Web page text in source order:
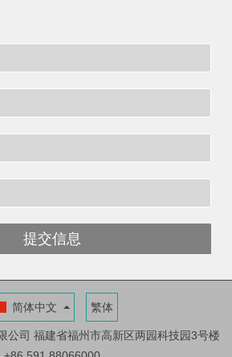
提交信息
简体中文 繁体
公司 福建省福州市高新区两园科技园3号楼